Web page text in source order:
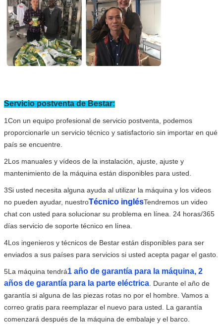
Servicio postventa de Bestar:
1Con un equipo profesional de servicio postventa, podemos
proporcionarle un servicio técnico y satisfactorio sin importar en qué
país se encuentre.
2Los manuales y vídeos de la instalación, ajuste, ajuste y
mantenimiento de la máquina están disponibles para usted.
3Si usted necesita alguna ayuda al utilizar la máquina y los videos
no pueden ayudar, nuestroTécnico inglésTendremos un video
chat con usted para solucionar su problema en línea. 24 horas/365
días servicio de soporte técnico en línea.
4Los ingenieros y técnicos de Bestar están disponibles para ser
enviados a sus países para servicios si usted acepta pagar el gasto.
5La máquina tendrá1 año de garantía para la máquina, 2
años de garantía para la parte eléctrica . Durante el año de
garantía si alguna de las piezas rotas no por el hombre. Vamos a
correo gratis para reemplazar el nuevo para usted. La garantía
comenzará después de la máquina de embalaje y el barco.